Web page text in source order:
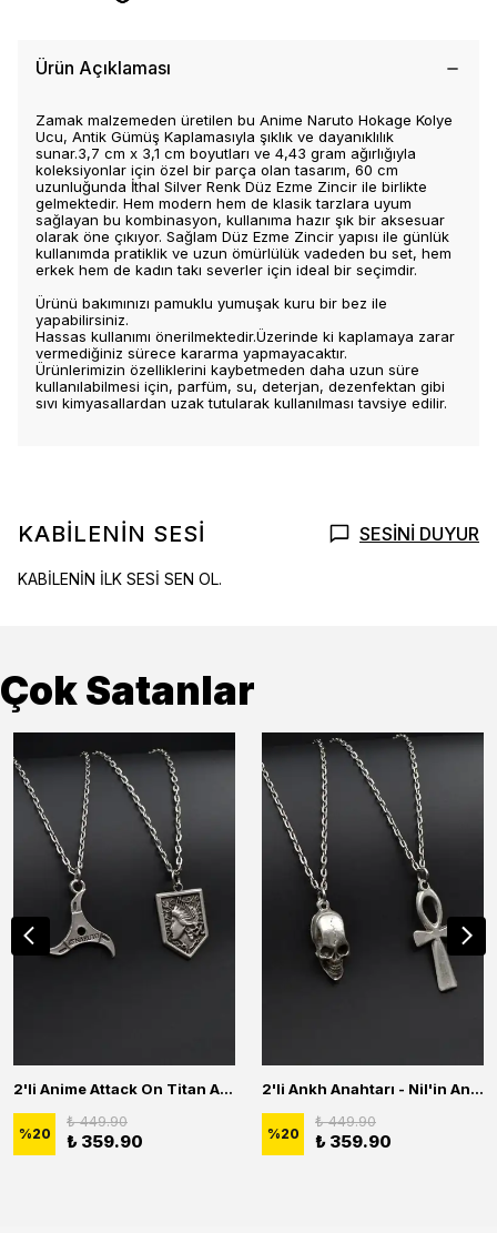
Ürün Açıklaması
Zamak malzemeden üretilen bu Anime Naruto Hokage Kolye
Ucu, Antik Gümüş Kaplamasıyla şıklık ve dayanıklılık
sunar.3,7 cm x 3,1 cm boyutları ve 4,43 gram ağırlığıyla
koleksiyonlar için özel bir parça olan tasarım, 60 cm
uzunluğunda İthal Silver Renk Düz Ezme Zincir ile birlikte
gelmektedir. Hem modern hem de klasik tarzlara uyum
sağlayan bu kombinasyon, kullanıma hazır şık bir aksesuar
olarak öne çıkıyor. Sağlam Düz Ezme Zincir yapısı ile günlük
kullanımda pratiklik ve uzun ömürlülük vadeden bu set, hem
erkek hem de kadın takı severler için ideal bir seçimdir.
Ürünü bakımınızı pamuklu yumuşak kuru bir bez ile
yapabilirsiniz.
Hassas kullanımı önerilmektedir.Üzerinde ki kaplamaya zarar
vermediğiniz sürece kararma yapmayacaktır.
Ürünlerimizin özelliklerini kaybetmeden daha uzun süre
kullanılabilmesi için, parfüm, su, deterjan, dezenfektan gibi
sıvı kimyasallardan uzak tutularak kullanılması tavsiye edilir.
KABİLENİN SESİ SESİNİ DUYUR
KABİLENİN İLK SESİ SEN OL.
Çok Satanlar
2'li Anime Attack On Titan Acrylic Maria Anime Naruto Erkek Kadın Kolye Seti
%20
₺ 449.90
₺ 359.90
2'li Ankh Anahtarı - Nil'in Anahtarı - Kuru Kafa Erkek Kadın Kolye Seti
%20
₺ 449.90
₺ 359.90